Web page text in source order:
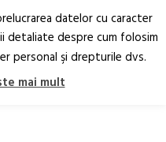
RO EN
datelor cu caracter
detaliate despre cum folosim
personal şi drepturile dvs.
mai mult